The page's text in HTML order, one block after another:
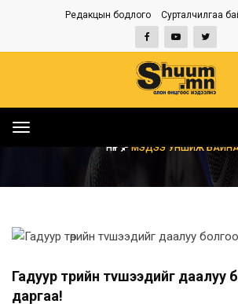
Редакцын бодлого Сурталчилгаа
Toggle
НҮҮР МЭДЭЭ УНШИЖ
Гадуур төрийн тvшээдийг даалуу
даргаа!